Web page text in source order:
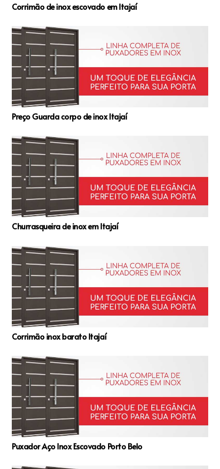
Corrimão de inox escovado em Itajaí
Preço Guarda corpo de inox Itajaí
Churrasqueira de inox em Itajaí
Corrimão inox barato Itajaí
Puxador Aço Inox Escovado Porto Belo